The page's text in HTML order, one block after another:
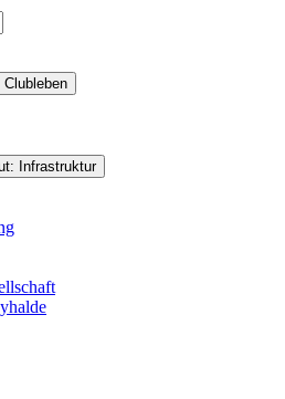
Clubleben
Infrastruktur